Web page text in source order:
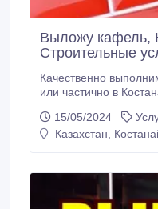
Выложу кафель,
Строительные
Качественно
или частично в
Алинексом и гипсовыми
стен, натяжной потолок, монтаж Ламината,
Укладка кафеля, Услуги плиточника, Кладка
кирпича, газоблока, Вагонка, Стяжку пола,
15/05/2024
Казахстан,